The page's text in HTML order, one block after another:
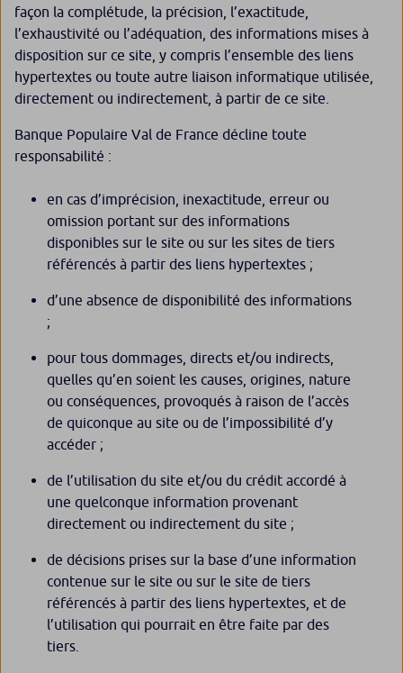
façon la complétude, la précision, l’exactitude,
l’exhaustivité ou l’adéquation, des informations mises à
disposition sur ce site, y compris l’ensemble des liens
hypertextes ou toute autre liaison informatique utilisée,
directement ou indirectement, à partir de ce site.
Banque Populaire Val de France décline toute
responsabilité :
en cas d’imprécision, inexactitude, erreur ou
omission portant sur des informations
disponibles sur le site ou sur les sites de tiers
référencés à partir des liens hypertextes ;
d’une absence de disponibilité des informations
;
pour tous dommages, directs et/ou indirects,
quelles qu’en soient les causes, origines, nature
ou conséquences, provoqués à raison de l’accès
de quiconque au site ou de l’impossibilité d’y
accéder ;
de l’utilisation du site et/ou du crédit accordé à
une quelconque information provenant
directement ou indirectement du site ;
de décisions prises sur la base d’une information
contenue sur le site ou sur le site de tiers
référencés à partir des liens hypertextes, et de
l’utilisation qui pourrait en être faite par des
tiers.